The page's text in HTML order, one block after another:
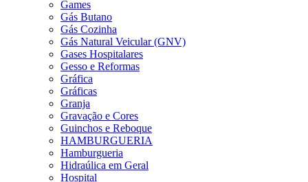
Games
Gás Butano
Gás Cozinha
Gás Natural Veicular (GNV)
Gases Hospitalares
Gesso e Reformas
Gráfica
Gráficas
Granja
Gravação e Cores
Guinchos e Reboque
HAMBURGUERIA
Hamburgueria
Hidraúlica em Geral
Hospital